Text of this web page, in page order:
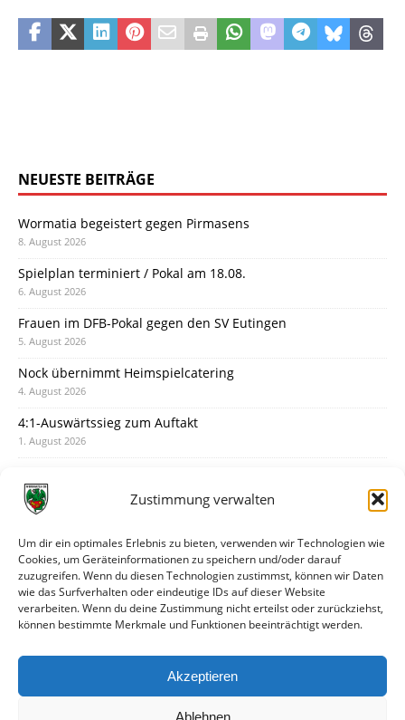
Zustimmung verwalten
Um dir ein optimales Erlebnis zu bieten, verwenden wir Technologien wie
Cookies, um Geräteinformationen zu speichern und/oder darauf
zuzugreifen. Wenn du diesen Technologien zustimmst, können wir Daten
wie das Surfverhalten oder eindeutige IDs auf dieser Website
verarbeiten. Wenn du deine Zustimmung nicht erteilst oder zurückziehst,
können bestimmte Merkmale und Funktionen beeinträchtigt werden.
Akzeptieren
Ablehnen
NEUESTE BEITRÄGE
Wormatia begeistert gegen Pirmasens
8. August 2026
Spielplan terminiert / Pokal am 18.08.
6. August 2026
Frauen im DFB-Pokal gegen den SV Eutingen
5. August 2026
Nock übernimmt Heimspielcatering
4. August 2026
4:1-Auswärtssieg zum Auftakt
1. August 2026
31. Juli 2026
30. Juli 2026
Deine Spielminute: 89+1
28. Juli 2026
Neuer Rückensponsor
Neue Podcast-Folge: So tickt Björn!
27. Juli 2026